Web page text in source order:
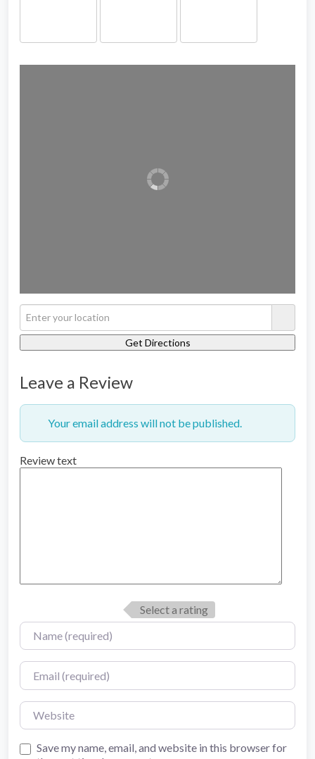
Leave a Review
Your email address will not be published.
Review text
Select a rating
Name
Email
Website
Save my name, email, and website in this browser for